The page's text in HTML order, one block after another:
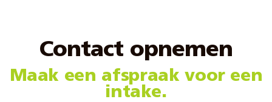
Contact opnemen
Maak een afspraak voor een
intake.